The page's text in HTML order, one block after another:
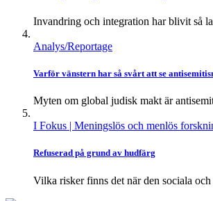
Invandring och integration har blivit så
Analys/Reportage
Varför vänstern har så svårt att se
Myten om global judisk makt är
I Fokus | Meningslös och menlös
Refuserad på grund av hudfärg
Vilka risker finns det när den sociala